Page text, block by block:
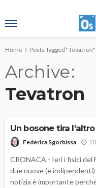
Home Posts Tagged "Tevatron"
Archive
Tevatron
Un bosone tira l’altro
Federica Sgorbissa
CRONACA - Ieri i fisici del
due nuove (e
notizia è importante